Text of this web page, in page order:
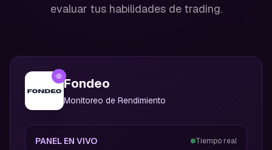
evaluar tus habilidades de trading.
Fondeo
Monitoreo de Rendimiento
PANEL EN VIVO Tiempo real